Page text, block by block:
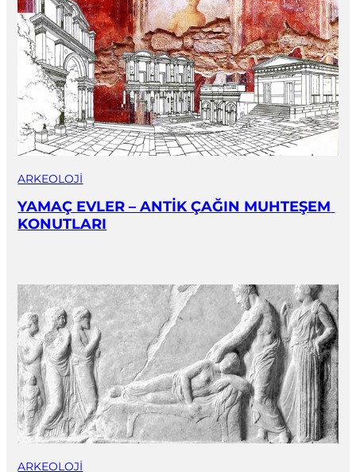
ARKEOLOJI
YAMAÇ EVLER – ANTİK ÇAĞIN MUHTEŞEM
KONUTLARI
ARKEOLOJI